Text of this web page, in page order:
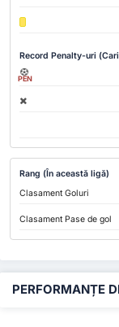
Record Penalty-uri
PEN
Rang (În această ligă)
Clasament Goluri
Clasament Pase de gol
PERFORMANȚE